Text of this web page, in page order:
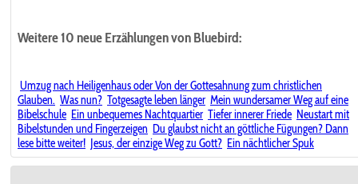
Weitere 10 neue Erzählungen von Bluebird:
Umzug nach Heiligenhaus oder Von der Gottesahnung zum christlichen
Glauben. Was nun? Totgesagte leben länger Mein wundersamer Weg auf eine
Bibelschule Ein unbequemes Nachtquartier Tiefer innerer Friede Neustart mit
Bibelstunden und Fingerzeigen Du glaubst nicht an göttliche Fügungen? Dann
lese bitte weiter! Jesus, der einzige Weg zu Gott? Ein nächtlicher Spuk